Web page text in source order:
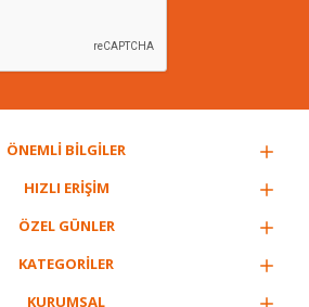
ÖNEMLİ BİLGİLER
HIZLI ERİŞİM
ÖZEL GÜNLER
KATEGORİLER
KURUMSAL